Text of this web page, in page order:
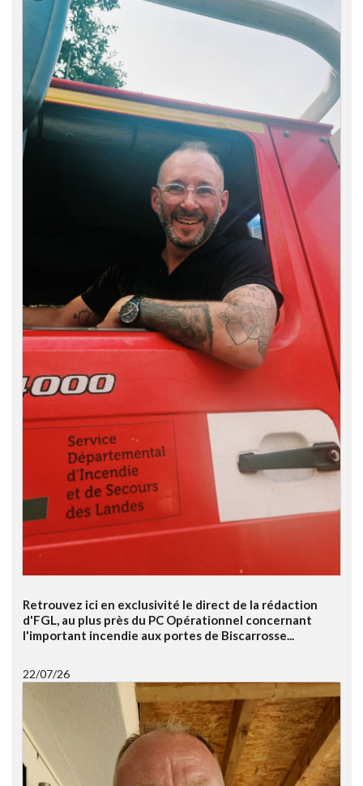
Retrouvez ici en exclusivité le direct de la rédaction
d'FGL, au plus près du PC Opérationnel concernant
l'important incendie aux portes de Biscarrosse...
22/07/26